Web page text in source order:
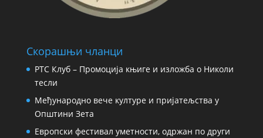
Скорашњи чланци
РТС Клуб – Промоција књиге и изложба о Николи
тесли
Међународно вече културе и пријатељства у
Општини Зета
Европски фестивал уметности, одржан по други